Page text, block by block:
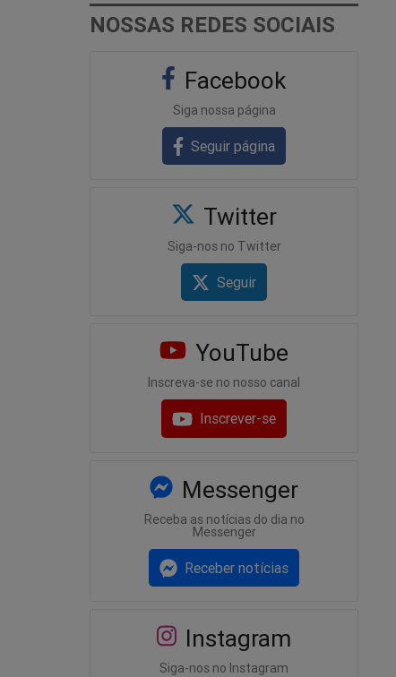
NOSSAS REDES SOCIAIS
Facebook
Siga nossa página
Seguir página
Twitter
Siga-nos no Twitter
Seguir
YouTube
Inscreva-se no nosso canal
Inscrever-se
Messenger
Receba as notícias do dia no
Messenger
Receber notícias
Instagram
Siga-nos no Instagram